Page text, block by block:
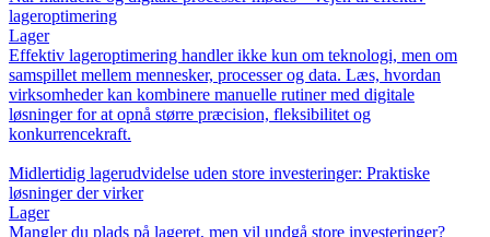
lageroptimering
Lager
Effektiv lageroptimering handler ikke kun om teknologi, men om
samspillet mellem mennesker, processer og data. Læs, hvordan
virksomheder kan kombinere manuelle rutiner med digitale
løsninger for at opnå større præcision, fleksibilitet og
konkurrencekraft.
Midlertidig lagerudvidelse uden store investeringer: Praktiske
løsninger der virker
Lager
Mangler du plads på lageret, men vil undgå store investeringer?